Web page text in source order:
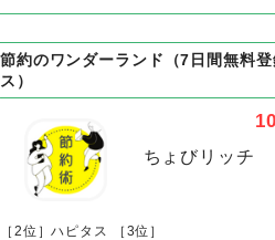
［2位］ ［3位］
条件：550円コース登録
節約のワンダーランド（7日間無料登